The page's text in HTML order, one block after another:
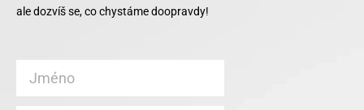
ale dozvíš se, co chystáme doopravdy!